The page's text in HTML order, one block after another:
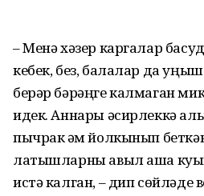
– Менә хәзер каргалар
кебек, без, балалар да
берәр бәрәңге калмаган
идек. Аннары әсирлеккә
пычрак һәм йолкынып
латышларны авыл аша
истә калган, – дип сөйләде